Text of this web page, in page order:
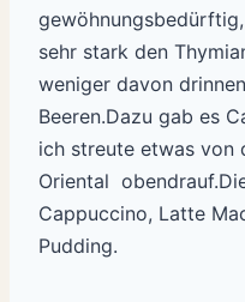
sehr stark den
weniger davon
Beeren.Dazu gab es
ich streute etwas von
Oriental
Cappuccino, Latte
Pudding.